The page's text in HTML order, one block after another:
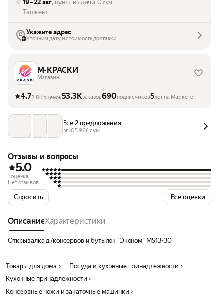
19 – 22 авг, пункт выдачи 0 сум
Ташкент
Укажите адрес
Уточним дату и стоимость доставки
М-КРАСКИ
Магазин
4.72.8K оценок53.3Kзаказов690подписчиков5лет на Маркете
Все 2 предложения
от 105 966 сум
Отзывы и вопросы
5.0
1 оценка
Нет отзывов
Спросить Все оценки
ОписаниеХарактеристики
Открывалка д/консервов и бутылок "Эконом" MS13-30
Товары для дома
Посуда и кухонные принадлежности
Кухонные принадлежности
Консервные ножи и закаточные машинки